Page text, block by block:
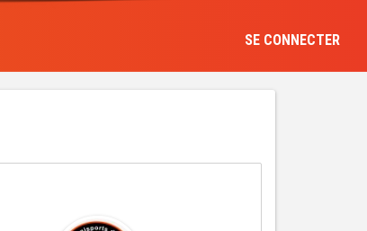
SE CONNECTER